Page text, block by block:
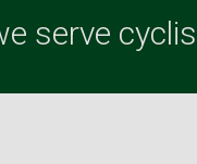
serve